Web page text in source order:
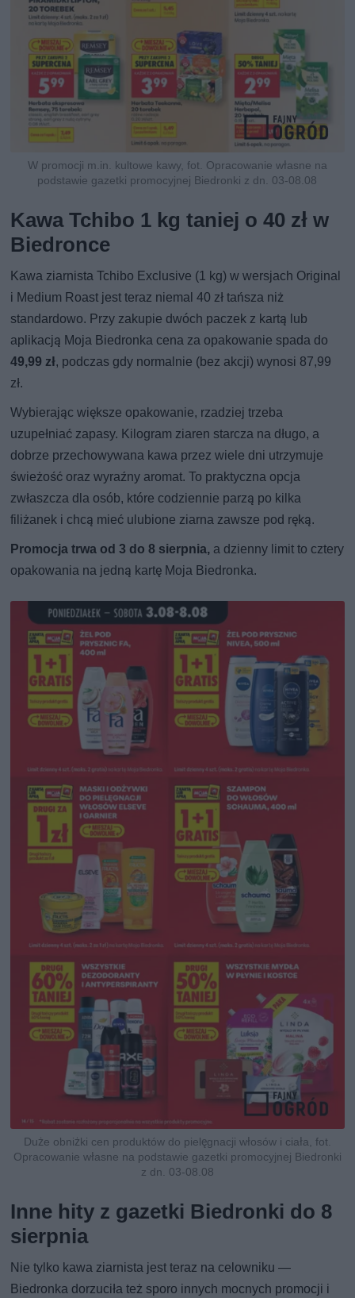
W promocji m.in. kultowe kawy, fot. Opracowanie własne na
podstawie gazetki promocyjnej Biedronki z dn. 03-08.08
Kawa Tchibo 1 kg taniej o 40 zł w
Biedronce
Kawa ziarnista Tchibo Exclusive (1 kg) w wersjach Original
i Medium Roast jest teraz niemal 40 zł tańsza niż
standardowo. Przy zakupie dwóch paczek z kartą lub
aplikacją Moja Biedronka cena za opakowanie spada do
49,99 zł, podczas gdy normalnie (bez akcji) wynosi 87,99
zł.
Wybierając większe opakowanie, rzadziej trzeba
uzupełniać zapasy. Kilogram ziaren starcza na długo, a
dobrze przechowywana kawa przez wiele dni utrzymuje
świeżość oraz wyraźny aromat. To praktyczna opcja
zwłaszcza dla osób, które codziennie parzą po kilka
filiżanek i chcą mieć ulubione ziarna zawsze pod ręką.
Promocja trwa od 3 do 8 sierpnia, a dzienny limit to cztery
opakowania na jedną kartę Moja Biedronka.
Duże obniżki cen produktów do pielęgnacji włosów i ciała, fot.
Opracowanie własne na podstawie gazetki promocyjnej Biedronki
z dn. 03-08.08
Inne hity z gazetki Biedronki do 8
sierpnia
Nie tylko kawa ziarnista jest teraz na celowniku —
Biedronka dorzuciła też sporo innych mocnych promocji i